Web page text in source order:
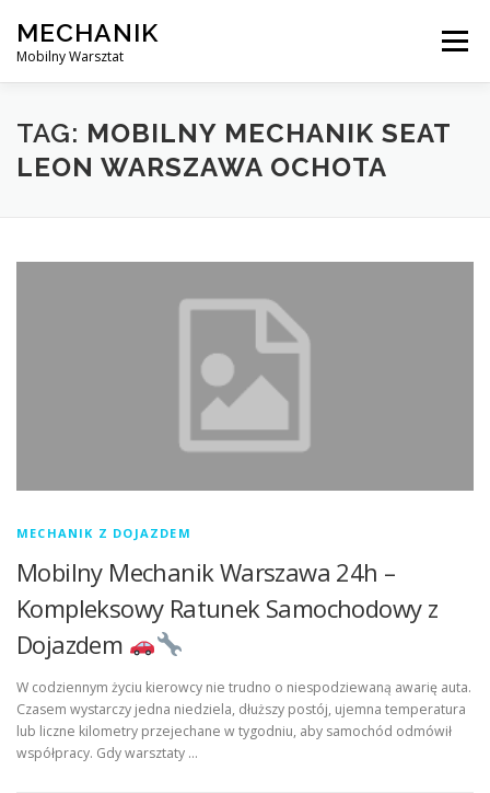
content
MECHANIK
Mobilny Warsztat
Menu
MOBILNY MECHANIK ELEKTRYK SAMOCHODOWY
TAG: MOBILNY MECHANIK SEAT
LEON WARSZAWA OCHOTA
MECHANIK Z DOJAZDEM
Mobilny Mechanik Warszawa 24h –
Kompleksowy Ratunek Samochodowy z
Dojazdem
W codziennym życiu kierowcy nie trudno o niespodziewaną awarię auta.
Czasem wystarczy jedna niedziela, dłuższy postój, ujemna temperatura
lub liczne kilometry przejechane w tygodniu, aby samochód odmówił
współpracy. Gdy warsztaty …